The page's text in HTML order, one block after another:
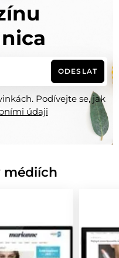
ODESLAT
Podívejte se, jak
údaji
médiích